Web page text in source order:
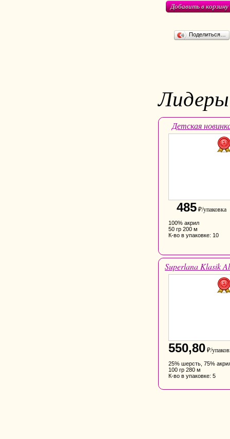
Добавить в корзину
Поделиться…
Детская
485 ₽/упаковка
100% акрил
50 гр 200 м
К-во в упаковке: 10
Superlana Klasik
550,80 ₽/
25% шерсть, 75%
100 гр 280 м
К-во в упаковке: 5